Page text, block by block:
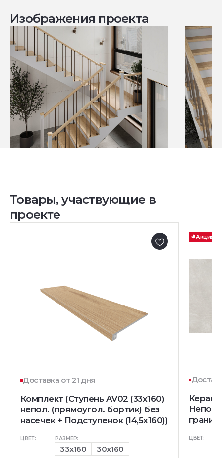
Изображения проекта
Товары, участвующие в
проекте
Доставка от 21 дня
Комплект (Ступень AV02 (33x160)
непол. (прямоугол. бортик) без
насечек + Подступенок (14,5x160))
ЦВЕТ: РАЗМЕР:
33x160 30x160
Акция
гранит)
ЦВЕТ: